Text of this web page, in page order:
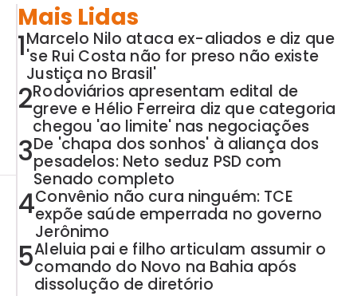
Mais Lidas
1Marcelo Nilo ataca ex-aliados e diz que
'se Rui Costa não for preso não existe
Justiça no Brasil'
2Rodoviários apresentam edital de
greve e Hélio Ferreira diz que categoria
chegou 'ao limite' nas negociações
3De 'chapa dos sonhos' à aliança dos
pesadelos: Neto seduz PSD com
Senado completo
4Convênio não cura ninguém: TCE
expõe saúde emperrada no governo
Jerônimo
5Aleluia pai e filho articulam assumir o
comando do Novo na Bahia após
dissolução de diretório